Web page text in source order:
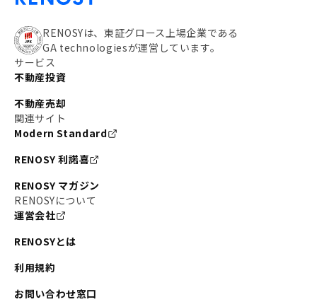
RENOSYは、東証グロース上場企業である
GA technologiesが運営しています。
サービス
不動産投資
不動産売却
関連サイト
Modern Standard
RENOSY 利諾喜
RENOSY マガジン
RENOSYについて
運営会社
RENOSYとは
利用規約
お問い合わせ窓口